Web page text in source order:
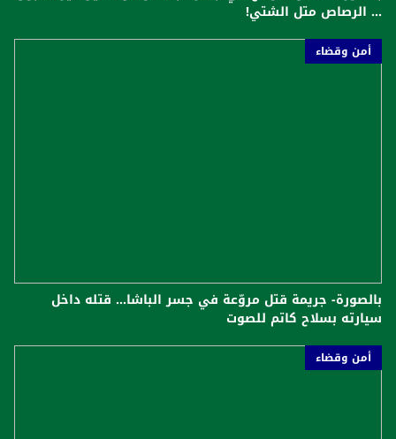
... الرصاص متل الشتي!
أمن وقضاء
بالصورة- جريمة قتل مروّعة في جسر الباشا... قتله داخل
سيارته بسلاح كاتم للصوت
أمن وقضاء